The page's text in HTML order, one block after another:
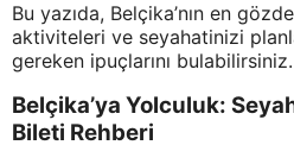
Bu yazıda, Belçika’nın en
aktiviteleri ve seyahatinizi
gereken ipuçlarını bulabilirsiniz.
Belçika’ya Yolculuk:
Bileti Rehberi